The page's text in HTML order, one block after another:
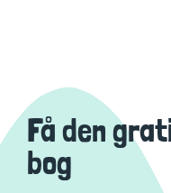
Få den
bog